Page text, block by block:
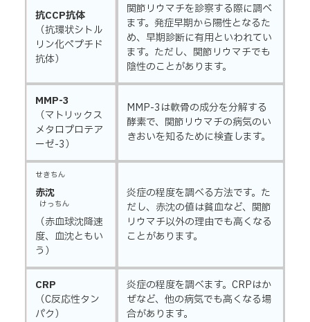
抗CCP抗体
（抗環状シトル
リン化ペプチド
抗体）
関節リウマチを診察する際に調べ
ます。発症早期から陽性となるた
め、早期診断に有用といわれてい
ます。ただし、関節リウマチでも
陰性のことがあります。
MMP-3
（マトリックス
メタロプロテア
ーゼ-3）
MMP-3は軟骨の成分を分解する
酵素で、関節リウマチの病気のい
きおいを知るために検査します。
せきちん
赤沈
けっちん
（赤血球沈降速
度、血沈ともい
う）
炎症の程度を調べる方法です。た
だし、赤沈の値は貧血など、関節
リウマチ以外の理由でも高くなる
ことがあります。
CRP
（C反応性タン
パク）
炎症の程度を調べます。CRPはか
ぜなど、他の病気でも高くなる場
合があります。